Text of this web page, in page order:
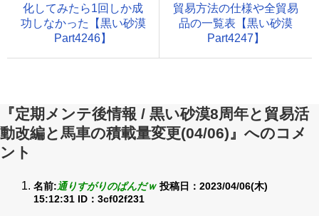
化してみたら1回しか成
功しなかった【黒い砂漠
Part4246】
貿易方法の仕様や全貿易
品の一覧表【黒い砂漠
Part4247】
『定期メンテ後情報 / 黒い砂漠8周年と貿易活
動改編と馬車の積載量変更(04/06)』へのコメ
ント
名前:通りすがりのぱんだｗ 投稿日：2023/04/06(木)
15:12:31 ID：3cf02f231